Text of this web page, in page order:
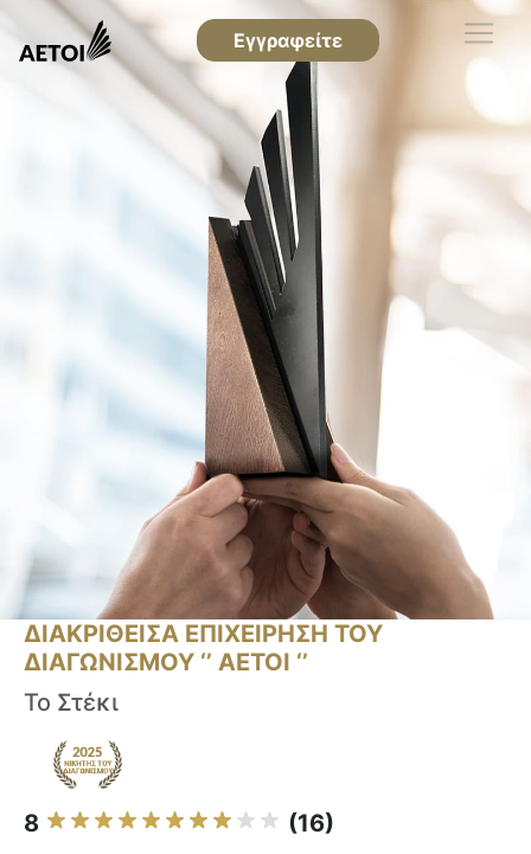
Εγγραφείτε
ΔΙΑΚΡΙΘΕΙΣΑ ΕΠΙΧΕΙΡΗΣΗ ΤΟΥ
ΔΙΑΓΩΝΙΣΜΟΥ ‘’ ΑΕΤΟΙ ‘’
Το Στέκι
8 (16)